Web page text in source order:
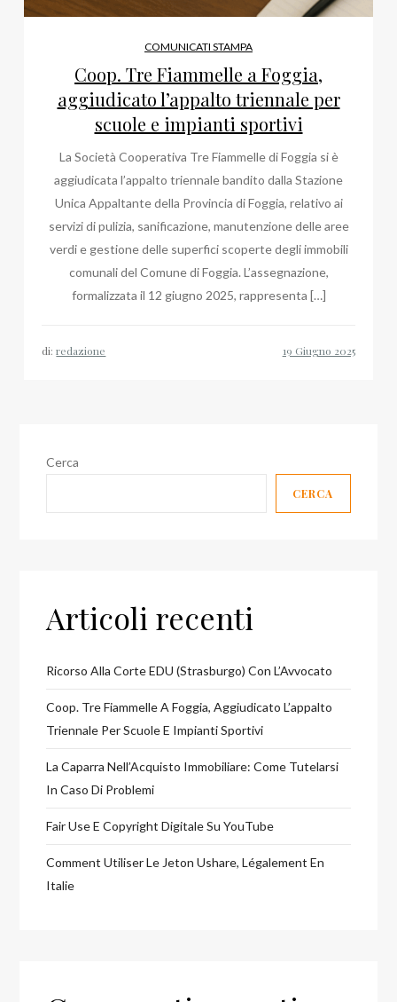
COMUNICATI STAMPA
Coop. Tre Fiammelle a Foggia,
aggiudicato l’appalto triennale per
scuole e impianti sportivi
La Società Cooperativa Tre Fiammelle di Foggia si è
aggiudicata l’appalto triennale bandito dalla Stazione
Unica Appaltante della Provincia di Foggia, relativo ai
servizi di pulizia, sanificazione, manutenzione delle aree
verdi e gestione delle superfici scoperte degli immobili
comunali del Comune di Foggia. L’assegnazione,
formalizzata il 12 giugno 2025, rappresenta […]
di:redazione
Cerca
CERCA
Articoli recenti
Ricorso Alla Corte EDU (Strasburgo) Con L’Avvocato
Coop. Tre Fiammelle A Foggia, Aggiudicato L’appalto
Triennale Per Scuole E Impianti Sportivi
La Caparra Nell’Acquisto Immobiliare: Come Tutelarsi
In Caso Di Problemi
Fair Use E Copyright Digitale Su YouTube
Comment Utiliser Le Jeton Ushare, Légalement En
Italie